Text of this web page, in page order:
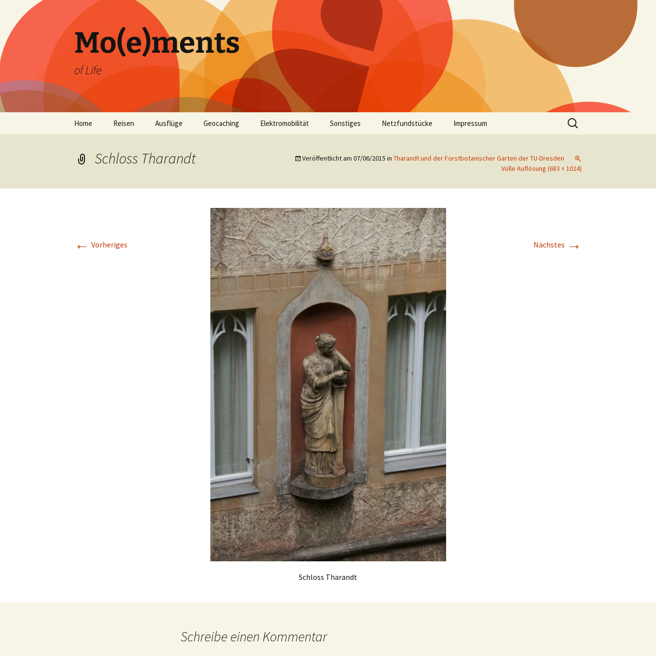
Inhalt
springen
Mo(e)ments
of Life
Home Reisen Ausflüge Geocaching Elektromobilität Sonstiges Netzfundstücke Impressum
Suchen
nach:
Schloss Tharandt Veröffentlicht am 07/06/2015 in Tharandt und der Forstbotanischer Garten der TU-Dresden
Volle Auflösung (683 × 1024)
← Vorheriges Nächstes →
Schloss Tharandt
Schreibe einen Kommentar